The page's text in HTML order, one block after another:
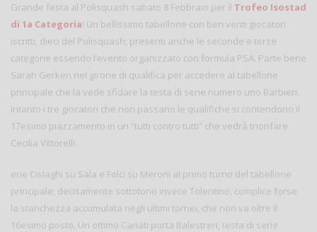
Grande festa al Polisquash sabato 8 Febbraio per il Trofeo Isostad
di 1a Categoria! Un bellissimo tabellone con ben venti giocatori
iscritti, dieci del Polisquash; presenti anche le seconde e terze
categorie essendo l’evento organizzato con formula PSA. Parte bene
Sarah Gerken nel girone di qualifica per accedere al tabellone
principale che la vede sfidare la testa di serie numero uno Barbieri.
Intanto i tre giocatori che non passano le qualifiche si contendono il
17esimo piazzamento in un “tutti contro tutti” che vedrà trionfare
Cecilia Vittorelli.
ene Cislaghi su Sala e Folci su Meroni al primo turno del tabellone
principale, decisamente sottotono invece Tolentino, complice forse
la stanchezza accumulata negli ultimi tornei, che non va oltre il
16esimo posto. Un ottimo Cariati porta Balestreri, testa di serie